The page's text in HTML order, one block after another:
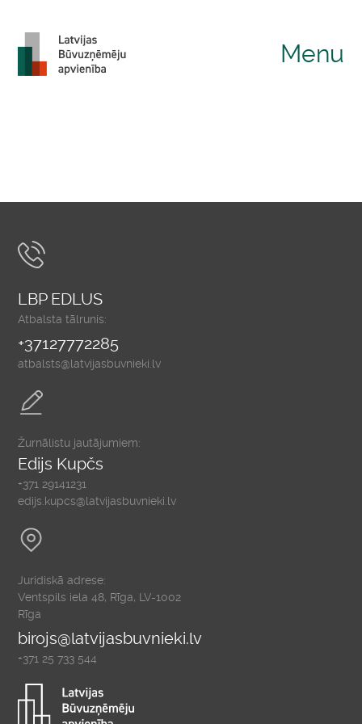
Menu
LBP EDLUS
Atbalsta tālrunis:
+37127772285
atbalsts@latvijasbuvnieki.lv
Žurnālistu jautājumiem:
Edijs Kupčs
+371 29141231
edijs.kupcs@latvijasbuvnieki.lv
Juridiskā adrese:
Ventspils iela 48, Rīga, LV-1002
Rīga
birojs@latvijasbuvnieki.lv
+371 25 733 544